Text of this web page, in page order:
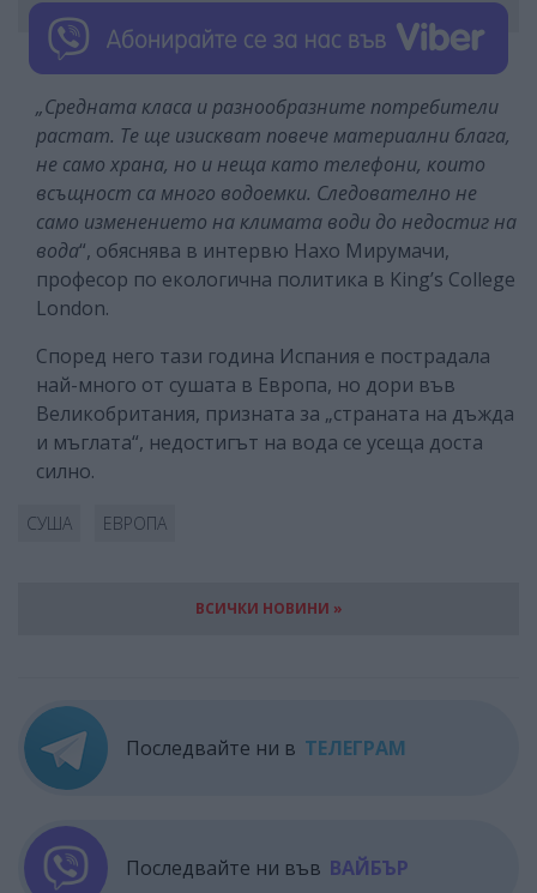
„Средната класа и разнообразните потребители
растат. Те ще изискват повече материални блага,
не само храна, но и неща като телефони, които
всъщност са много водоемки. Следователно не
само изменението на климата води до недостиг на
вода“, обяснява в интервю Нахо Мирумачи,
професор по екологична политика в King’s College
London.
Според него тази година Испания е пострадала
най-много от сушата в Европа, но дори във
Великобритания, призната за „страната на дъжда
и мъглата“, недостигът на вода се усеща доста
силно.
СУША ЕВРОПА
ВСИЧКИ НОВИНИ »
Последвайте ни в ТЕЛЕГРАМ
Последвайте ни във ВАЙБЪР